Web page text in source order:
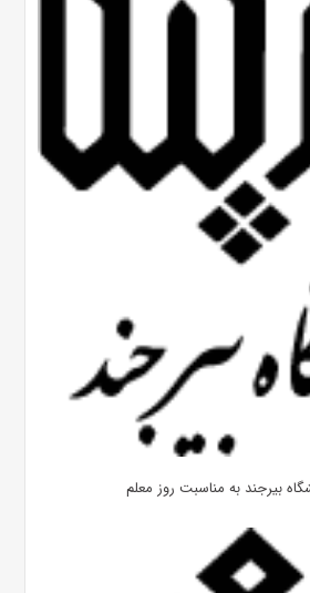
بیرجند به مناسبت روز معلم